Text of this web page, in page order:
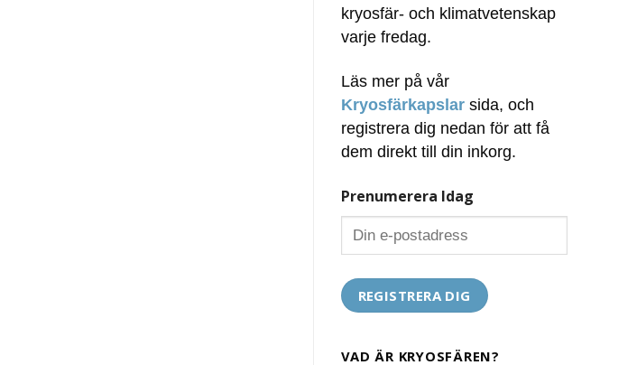
kryosfär- och klimatvetenskap
varje fredag.
Läs mer på vår
Kryosfärkapslarsida, och
registrera dig nedan för att få
dem direkt till din inkorg.
Prenumerera Idag
VAD ÄR KRYOSFÄREN?